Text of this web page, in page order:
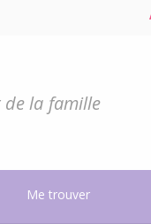
de la famille
Me trouver